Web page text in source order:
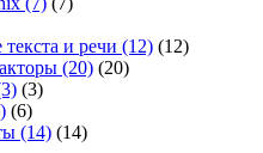
и речи (12) (12)
(20) (20)
(3)
(6)
(14) (14)